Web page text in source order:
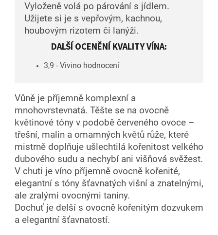
Vyloženě volá po párování s jídlem.
Užijete si je s vepřovým, kachnou,
houbovým rizotem či lanýži.
DALŠÍ OCENĚNÍ KVALITY VÍNA:
3,9 - Vivino hodnocení
Vůně je příjemně komplexní a
mnohovrstevnatá. Těšte se na ovocně
květinové tóny v podobě červeného ovoce –
třešní, malin a omamných květů růže, které
mistrně doplňuje ušlechtilá kořenitost velkého
dubového sudu a nechybí ani višňová svěžest.
V chuti je víno příjemně ovocně kořenité,
elegantní s tóny šťavnatých višní a znatelnými,
ale zralými ovocnými taniny.
Dochuť je delší s ovocně kořenitým dozvukem
a elegantní šťavnatostí.